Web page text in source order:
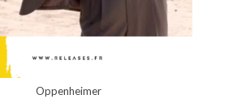
Oppenheimer